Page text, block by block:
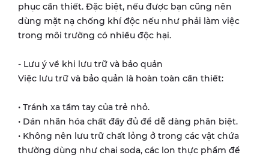
phục cần thiết. Đặc biệt, nếu được bạn cũng nên
dùng mặt nạ chống khí độc nếu như phải làm việc
trong môi trường có nhiều độc hại.
- Lưu ý về khi lưu trữ và bảo quản
Việc lưu trữ và bảo quản là hoàn toàn cần thiết:
• Tránh xa tầm tay của trẻ nhỏ.
• Dán nhãn hóa chất đầy đủ để dễ dàng phân biệt.
• Không nên lưu trữ chất lỏng ở trong các vật chứa
thường dùng như chai soda, các lon thực phẩm để